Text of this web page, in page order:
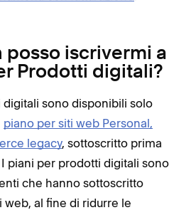
posso iscrivermi a
Prodotti digitali?
sono disponibili solo
piano per siti web Personal,
legacy, sottoscritto prima
piani per prodotti digitali sono
che hanno sottoscritto
web, al fine di ridurre le